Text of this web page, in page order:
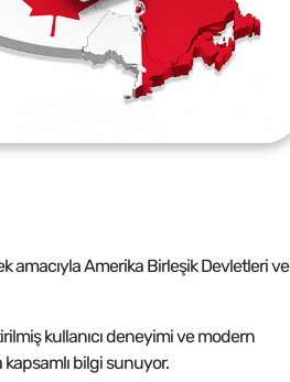
amacıyla Amerika Birleşik Devletleri ve
kullanıcı deneyimi ve modern
bilgi sunuyor.